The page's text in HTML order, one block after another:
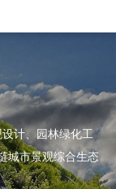
计、园林绿化工
城市景观综合生态